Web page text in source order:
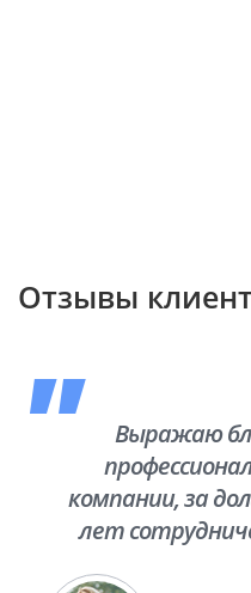
Отзывы
Выражаю
компании, за
лет